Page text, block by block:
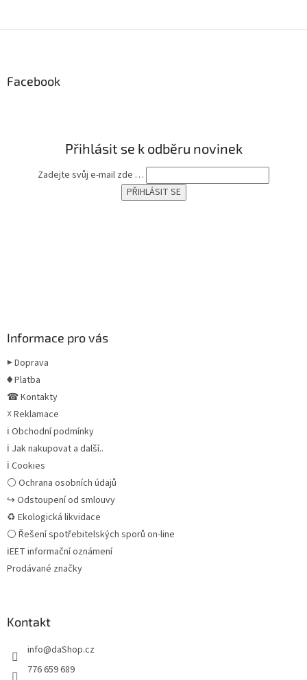
Facebook
Přihlásit se k odběru novinek
Zadejte svůj e-mail zde …
Informace pro vás
▶ Doprava
♦ Platba
☎ Kontakty
☓ Reklamace
ℹ Obchodní podmínky
ℹ Jak nakupovat a další..
ℹ Cookies
⚪ Ochrana osobních údajů
↪ Odstoupení od smlouvy
♻ Ekologická likvidace
⚪ Řešení spotřebitelských sporů on-line
ℹEET informační oznámení
Prodávané značky
Kontakt
info@daShop.cz
776 659 689